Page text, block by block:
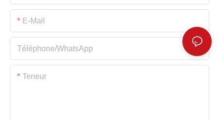
E-Mail
Téléphone/WhatsApp
Teneur